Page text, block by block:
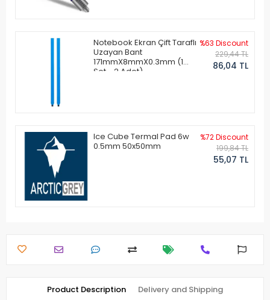
Notebook Ekran Çift Taraflı
Uzayan Bant
171mmX8mmX0.3mm (1
Set - 2 Adet)
%63 Discount
229,44 TL
86,04 TL
Ice Cube Termal Pad 6w
0.5mm 50x50mm
%72 Discount
199,84 TL
55,07 TL
Product Description Delivery and Shipping